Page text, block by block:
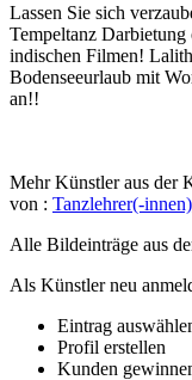
Lassen Sie sich
Tempeltanz
indischen Filmen!
Bodenseeurlaub mit
an!!
Mehr Künstler aus der
von : Tanzlehrer(-
Alle Bildeinträge aus
Als Künstler neu
Eintrag
Profil erstellen
Kunden